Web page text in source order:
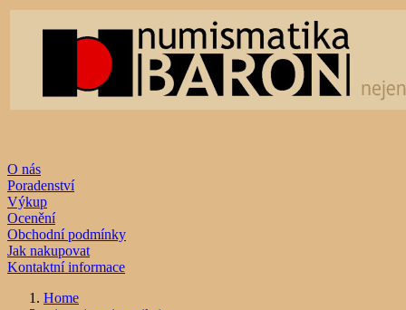
O nás
Poradenství
Výkup
Ocenění
Obchodní podmínky
Jak nakupovat
Kontaktní informace
Home